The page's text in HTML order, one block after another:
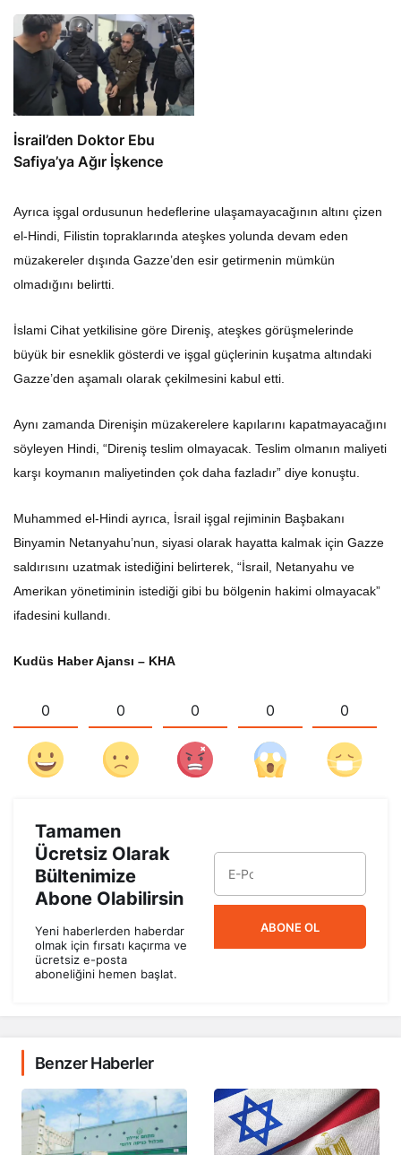
İsrail’den Doktor Ebu
Safiya’ya Ağır İşkence
Ayrıca işgal ordusunun hedeflerine ulaşamayacağının altını çizen
el-Hindi, Filistin topraklarında ateşkes yolunda devam eden
müzakereler dışında Gazze’den esir getirmenin mümkün
olmadığını belirtti.
İslami Cihat yetkilisine göre Direniş, ateşkes görüşmelerinde
büyük bir esneklik gösterdi ve işgal güçlerinin kuşatma altındaki
Gazze’den aşamalı olarak çekilmesini kabul etti.
Aynı zamanda Direnişin müzakerelere kapılarını kapatmayacağını
söyleyen Hindi, “Direniş teslim olmayacak. Teslim olmanın maliyeti
karşı koymanın maliyetinden çok daha fazladır” diye konuştu.
Muhammed el-Hindi ayrıca, İsrail işgal rejiminin Başbakanı
Binyamin Netanyahu’nun, siyasi olarak hayatta kalmak için Gazze
saldırısını uzatmak istediğini belirterek, “İsrail, Netanyahu ve
Amerikan yönetiminin istediği gibi bu bölgenin hakimi olmayacak”
ifadesini kullandı.
Kudüs Haber Ajansı – KHA
0 0 0 0 0
Tamamen
Ücretsiz Olarak
Bültenimize
Abone Olabilirsin
Yeni haberlerden haberdar
olmak için fırsatı kaçırma ve
ücretsiz e-posta
aboneliğini hemen başlat.
ABONE OL
Benzer Haberler